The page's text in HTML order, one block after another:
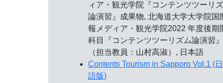
ィア・観光学院『コンテンツツーリ
論演習』成果物, 北海道大学大学院国
報メディア・観光学院2022 年度後期
科目『コンテンツツーリズム論演習』
（担当教員：山村高淑）, 日本語
Contents Tourism in Sapporo Vol.1 (
語版)